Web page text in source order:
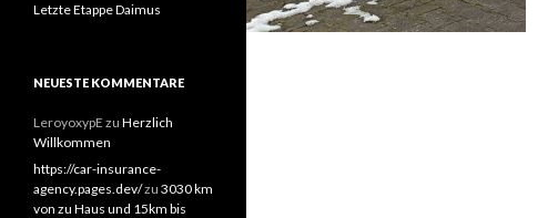
Letzte Etappe Daimus
NEUESTE KOMMENTARE
LeroyoxypE zu Herzlich
Willkommen
https://car-insurance-
agency.pages.dev/zu 3030 km
von zu Haus und 15km bis